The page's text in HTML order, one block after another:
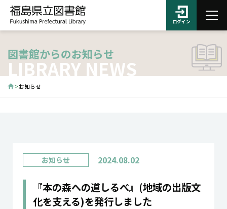
ログイン
図書館からのお知らせ
LIBRARY NEWS
お知らせ
お知らせ 2024.08.02
『本の森への道しるべ』(地域の出版文
化を支える)を発行しました